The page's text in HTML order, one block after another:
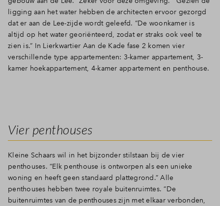
ligging aan het water hebben de architecten ervoor gezorgd
dat er aan de Lee-zijde wordt geleefd. “De woonkamer is
altijd op het water georiënteerd, zodat er straks ook veel te
zien is.” In Lierkwartier Aan de Kade fase 2 komen vier
verschillende type appartementen: 3-kamer appartement, 3-
kamer hoekappartement, 4-kamer appartement en penthouse.
Vier penthouses
Kleine Schaars wil in het bijzonder stilstaan bij de vier
penthouses. “Elk penthouse is ontworpen als een unieke
woning en heeft geen standaard plattegrond.” Alle
penthouses hebben twee royale buitenruimtes. “De
buitenruimtes van de penthouses zijn met elkaar verbonden,